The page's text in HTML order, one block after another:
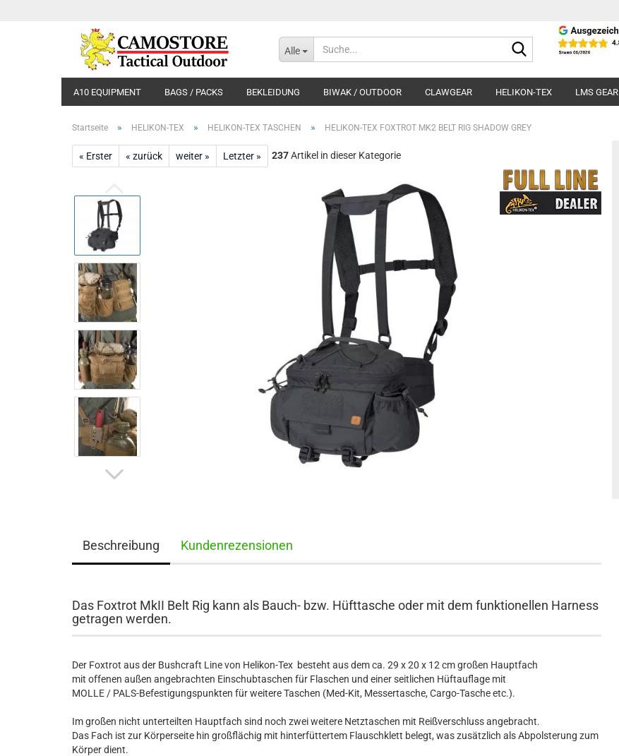
Alle
Suche...
A10 EQUIPMENT BAGS / PACKS BEKLEIDUNG BIWAK / OUTDOOR CLAWGEAR HELIKON-TEX LMS GEAR
Startseite » HELIKON-TEX » HELIKON-TEX TASCHEN » HELIKON-TEX FOXTROT MK2 BELT RIG SHADOW GREY
« Erster « zurück weiter » Letzter » 237Artikel in dieser Kategorie
Beschreibung Kundenrezensionen
Das Foxtrot MkII Belt Rig kann als Bauch- bzw. Hüfttasche oder mit dem funktionellen Harness
getragen werden.
Der Foxtrot aus der Bushcraft Line von Helikon-Tex besteht aus dem ca. 29 x 20 x 12 cm großen Hauptfach
mit offenen außen angebrachten Einschubtaschen für Flaschen und einer seitlichen Hüftauflage mit
MOLLE / PALS-Befestigungspunkten für weitere Taschen (Med-Kit, Messertasche, Cargo-Tasche etc.).
Im großen nicht unterteilten Hauptfach sind noch zwei weitere Netztaschen mit Reißverschluss angebracht.
Das Fach ist zur Körperseite hin großflächig mit hinterfüttertem Flauschklett belegt, was zusätzlich als Abpolsterung zum
Körper dient.